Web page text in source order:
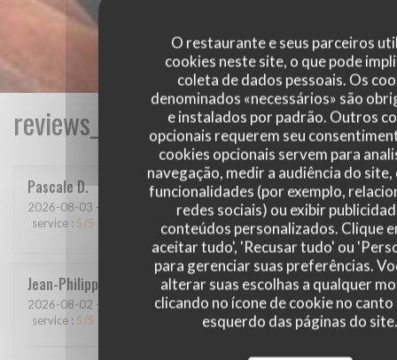
O restaurante e seus parceiros
cookies neste site, o que pode
coleta de dados pessoais. Os
denominados «necessários» são
e instalados por padrão. Outros
opcionais requerem seu
cookies opcionais servem para
navegação, medir a audiência do
funcionalidades (por exemplo,
redes sociais) ou exibir
conteúdos personalizados. Clique
aceitar tudo', 'Recusar tudo' ou
para gerenciar suas preferências.
alterar suas escolhas a qualquer
clicando no ícone de cookie no
esquerdo das páginas do site.
Pascale D
2026-08-03 - 12:30 - guests 9
service : 5/5 5/5 menu: 5 /5 quality_price: 5 /5
Jean-Philippe
2026-08-02 - 19:00 - guests 3
service : 5/5 menu: 5/5 quality_price:5/5